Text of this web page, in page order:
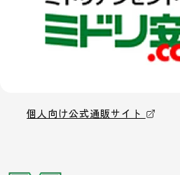
個人向け公式通販サイト